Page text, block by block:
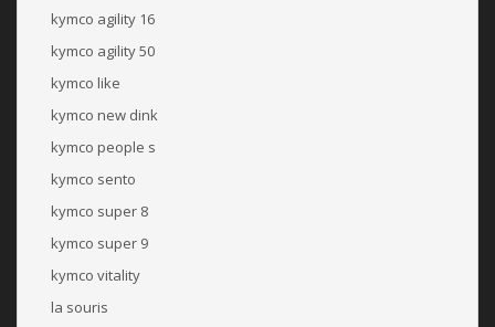
kymco agility 16
kymco agility 50
kymco like
kymco new dink
kymco people s
kymco sento
kymco super 8
kymco super 9
kymco vitality
la souris